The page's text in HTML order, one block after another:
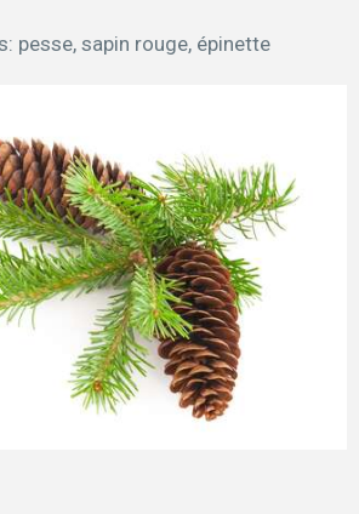
pesse, sapin rouge, épinette